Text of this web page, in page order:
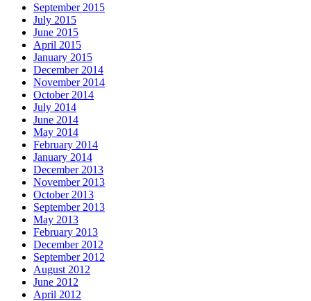
September 2015
July 2015
June 2015
April 2015
January 2015
December 2014
November 2014
October 2014
July 2014
June 2014
May 2014
February 2014
January 2014
December 2013
November 2013
October 2013
September 2013
May 2013
February 2013
December 2012
September 2012
August 2012
June 2012
April 2012